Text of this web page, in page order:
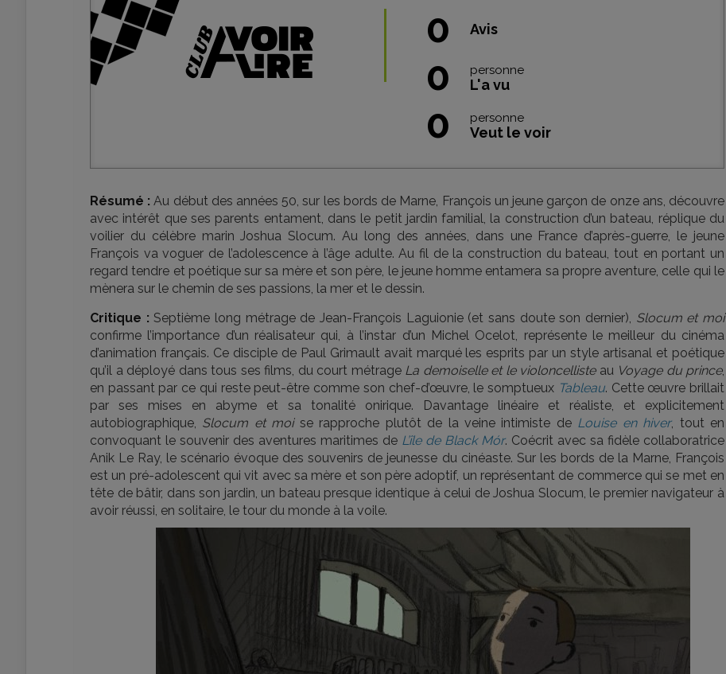
0 Avis
0 personne
L'a vu
0 personne
Veut le voir
Résumé : Au début des années 50, sur les bords de Marne, François un jeune garçon de onze ans, découvre
avec intérêt que ses parents entament, dans le petit jardin familial, la construction d’un bateau, réplique du
voilier du célèbre marin Joshua Slocum. Au long des années, dans une France d’après-guerre, le jeune
François va voguer de l’adolescence à l’âge adulte. Au fil de la construction du bateau, tout en portant un
regard tendre et poétique sur sa mère et son père, le jeune homme entamera sa propre aventure, celle qui le
mènera sur le chemin de ses passions, la mer et le dessin.
Critique : Septième long métrage de Jean-François Laguionie (et sans doute son dernier), Slocum et moi
confirme l’importance d’un réalisateur qui, à l’instar d’un Michel Ocelot, représente le meilleur du cinéma
d’animation français. Ce disciple de Paul Grimault avait marqué les esprits par un style artisanal et poétique
qu’il a déployé dans tous ses films, du court métrage La demoiselle et le violoncellisteau Voyage du prince,
en passant par ce qui reste peut-être comme son chef-d’œuvre, le somptueux Tableau. Cette œuvre brillait
par ses mises en abyme et sa tonalité onirique. Davantage linéaire et réaliste, et explicitement
autobiographique, Slocum et moise rapproche plutôt de la veine intimiste de Louise en hiver, tout en
convoquant le souvenir des aventures maritimes de L’île de Black Mór. Coécrit avec sa fidèle collaboratrice
Anik Le Ray, le scénario évoque des souvenirs de jeunesse du cinéaste. Sur les bords de la Marne, François
est un pré-adolescent qui vit avec sa mère et son père adoptif, un représentant de commerce qui se met en
tête de bâtir, dans son jardin, un bateau presque identique à celui de Joshua Slocum, le premier navigateur à
avoir réussi, en solitaire, le tour du monde à la voile.